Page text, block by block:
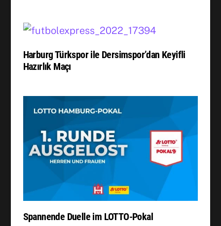
Harburg Türkspor ile Dersimspor’dan Keyifli
Hazırlık Maçı
Spannende Duelle im LOTTO-Pokal